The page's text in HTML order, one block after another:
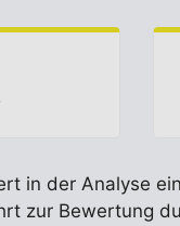
in der Analyse
zur Bewertung